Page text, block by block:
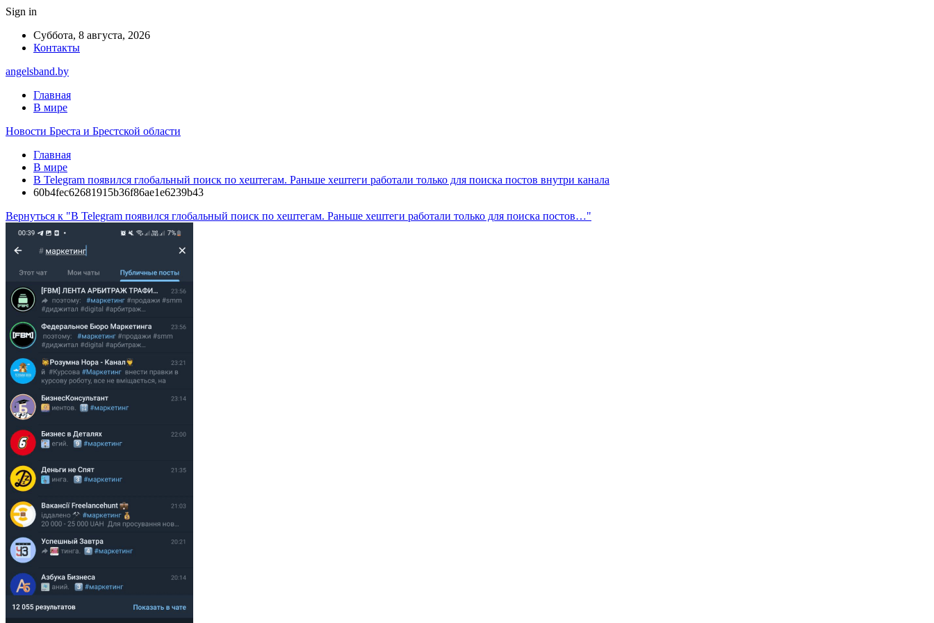
Sign in
Суббота, 8 августа, 2026
Контакты
angelsband.by
Главная
В мире
Новости Бреста и Брестской области
Главная
В мире
В Telegram появился глобальный поиск по хештегам. Раньше хештеги работали только для поиска постов внутри канала
60b4fec62681915b36f86ae1e6239b43
Вернуться к "В Telegram появился глобальный поиск по хештегам. Раньше хештеги работали только для поиска постов…"